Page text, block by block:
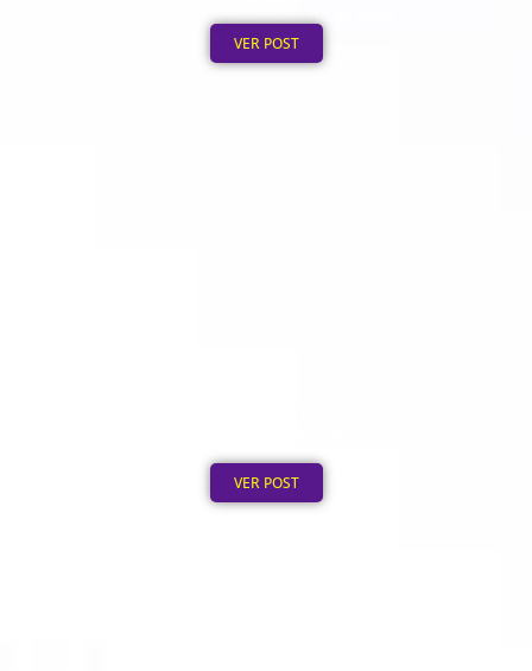
Publicado em: 4 de agosto de 2026
VER POST
Publicado em: 3 de agosto de 2026
VER POST